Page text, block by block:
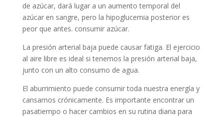
de azúcar, dará lugar a un aumento temporal del
azúcar en sangre, pero la hipoglucemia posterior es
peor que antes. consumir azúcar.
La presión arterial baja puede causar fatiga. El ejercicio
al aire libre es ideal si tenemos la presión arterial baja,
junto con un alto consumo de agua.
El aburrimiento puede consumir toda nuestra energía y
cansarnos crónicamente. Es importante encontrar un
pasatiempo o hacer cambios en su rutina diaria para